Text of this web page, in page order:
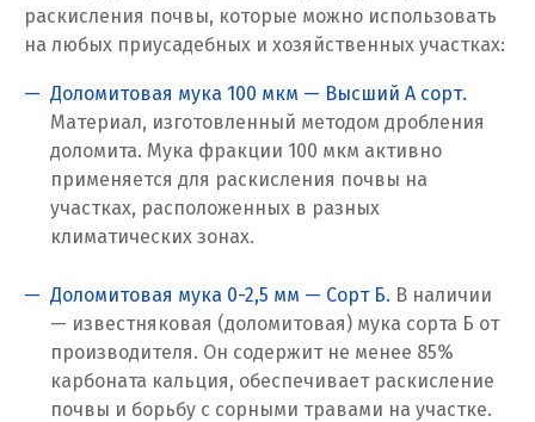
Раменское
Реутов
Ростов на Дону
Рязань
Салехард
Самара
раскисления почвы, которые можно использовать
на любых приусадебных и хозяйственных участках:
Доломитовая мука 100 мкм — Высший А сорт.
Материал, изготовленный методом дробления
доломита. Мука фракции 100 мкм активно
применяется для раскисления почвы на
участках, расположенных в разных
климатических зонах.
Доломитовая мука 0-2,5 мм — Сорт Б. В наличии
— известняковая (доломитовая) мука сорта Б от
производителя. Он содержит не менее 85%
карбоната кальция, обеспечивает раскисление
почвы и борьбу с сорными травами на участке.